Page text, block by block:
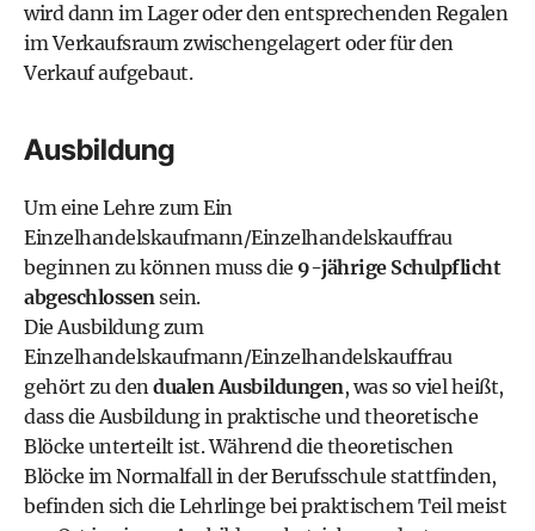
wird dann im Lager oder den entsprechenden Regalen
im Verkaufsraum zwischengelagert oder für den
Verkauf aufgebaut.
Ausbildung
Um eine Lehre zum Ein
Einzelhandelskaufmann/Einzelhandelskauffrau
beginnen zu können muss die 9-jährige Schulpflicht
abgeschlossensein.
Die Ausbildung zum
Einzelhandelskaufmann/Einzelhandelskauffrau
gehört zu dendualen Ausbildungen, was so viel heißt,
dass die Ausbildung in praktische und theoretische
Blöcke unterteilt ist. Während die theoretischen
Blöcke im Normalfall in der Berufsschule stattfinden,
befinden sich die Lehrlinge bei praktischem Teil meist